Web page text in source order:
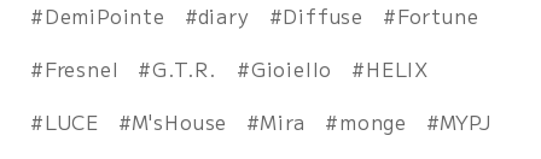
DemiPointe
diary Diffuse
Fortune
Fresnel
G.T.R. Gioiello
HELIX
LUCE
M'sHouse Mira monge
MYPJ